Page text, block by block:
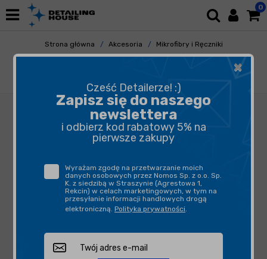
0
Strona główna Akcesoria
Mikrofibry i Ręczniki
Uniwersalne
×
Cześć Detailerze! :)
Zapisz się do naszego
newslettera
i odbierz kod rabatowy 5% na
pierwsze zakupy
Wyrażam zgodę na przetwarzanie moich
danych osobowych przez Nomos Sp. z o.o. Sp.
K. z siedzibą w Straszynie (Agrestowa 1,
Rekcin) w celach marketingowych, w tym na
przesyłanie informacji handlowych drogą
elektroniczną. Polityka prywatności.